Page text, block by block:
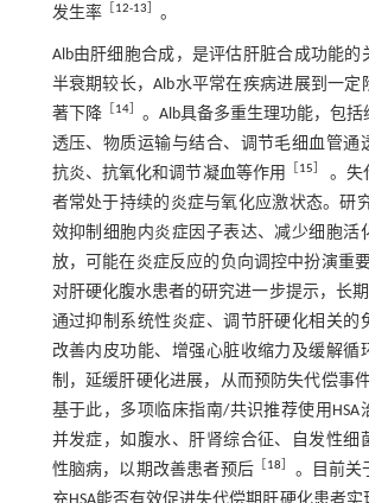
发生率［ 12-13 。
Alb由肝细胞合成，是评估肝脏合成功能的
半衰期较长，Alb水平常在疾病进展到一定
著下降［ 14］ 。Alb具备多重生理功能，包
透压、物质运输与结合、调节毛细血管通
抗炎、抗氧化和调节凝血等作用
15
。失
者常处于持续的炎症与氧化应激状态。研
效抑制细胞内炎症因子表达、减少细胞活
放，可能在炎症反应的负向调控中扮演重
对肝硬化腹水患者的研究进一步提示，长
通过抑制系统性炎症、调节肝硬化相关的
改善内皮功能、增强心脏收缩力及缓解循
制，延缓肝硬化进展，从而预防失代偿事
基于此，多项临床指南/共识推荐使用HSA
并发症，如腹水、肝肾综合征、自发性细
性脑病，以期改善患者预后［ 18
。目前关